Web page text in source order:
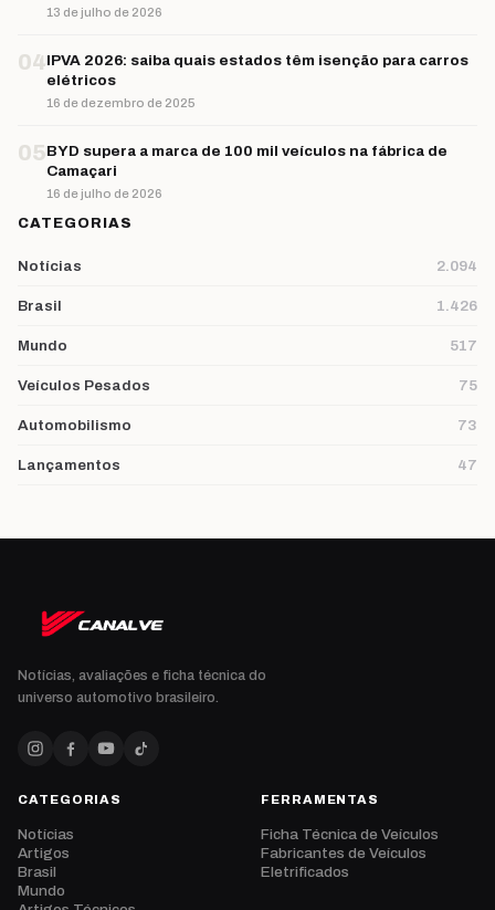
13 de julho de 2026
04IPVA 2026: saiba quais estados têm isenção para carros
elétricos
16 de dezembro de 2025
05BYD supera a marca de 100 mil veículos na fábrica de
Camaçari
16 de julho de 2026
CATEGORIAS
Notícias 2.094
Brasil 1.426
Mundo 517
Veículos Pesados 75
Automobilismo 73
Lançamentos 47
Notícias, avaliações e ficha técnica do
universo automotivo brasileiro.
CATEGORIAS
Notícias
Artigos
Brasil
Mundo
FERRAMENTAS
Ficha Técnica de Veículos
Fabricantes de Veículos
Eletrificados